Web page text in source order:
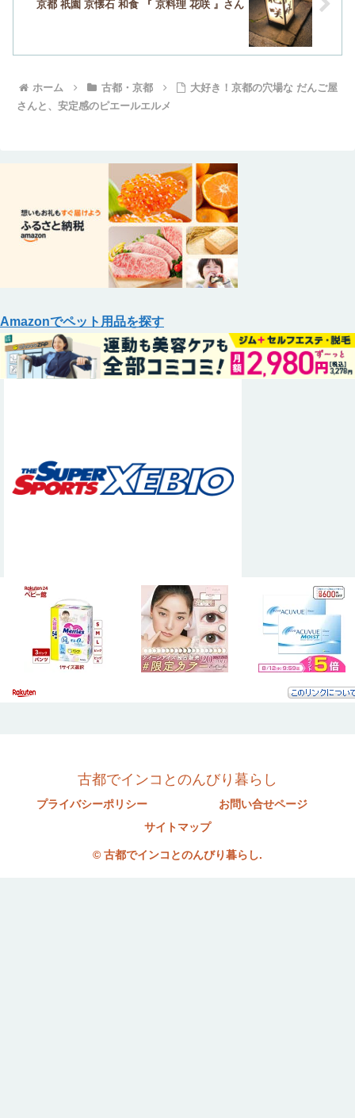
京都 祇園 京懐石 和食 『 京料理 花咲 』さん
ホーム 古都・京都
大好き！京都の穴場な だんご屋
さんと、安定感のピエールエルメ
Amazonでペット用品を探す
古都でインコとのんびり暮らし
プライバシーポリシー
お問い合せページ
サイトマップ
© 古都でインコとのんびり暮らし.